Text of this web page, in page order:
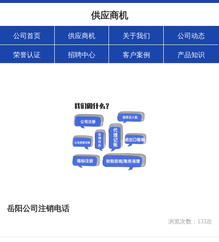
供应商机
公司首页 供应商机 关于我们 公司动态
荣誉认证 招聘中心 客户案例 产品知识
岳阳公司注销电话
浏览次数： 133次